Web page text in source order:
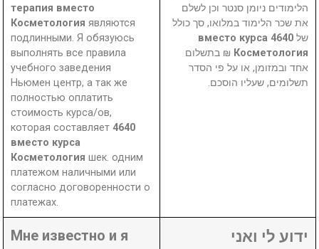
терапия вместо
Косметологияявляются
подлинными. Я обязуюсь
выполнять все правила
учебного заведения
Ньюмен центр, а так же
полностью оплатить
стоимость курса/ов,
которая составляет4640
вместо курса
Косметологияшек. одним
платежом наличными или
согласно договоренности о
платежах.
הלימודים ניומן סנטר וכן לשלם
את שכר הלימוד במלואו, סך כולל
של
4640 вместо курса
Косметология ₪ בתשלום
אחד ובמזומן, או על פי הסדר
תשלומים, שעליו הוסכם.
Мне известно и я
ידוע לי ואני